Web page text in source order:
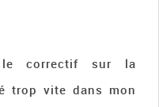
correctif sur la
trop vite dans mon